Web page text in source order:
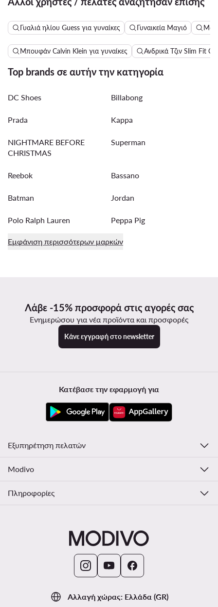
Γυαλιά ηλίου Guess για γυναίκες Γυναικεία Μαγιό
Μπουφάν Calvin Klein για γυναίκες Ανδρικά Τζιν Slim Fit
Top brands σε αυτήν την κατηγορία
DC Shoes Billabong
Prada Kappa
NIGHTMARE BEFORE
CHRISTMAS
Superman
Reebok Bassano
Batman Jordan
Polo Ralph Lauren Peppa Pig
Εμφάνιση περισσότερων μαρκών
Λάβε -15% προσφορά στις αγορές σας
Ενημερώσου για νέα προϊόντα και προσφορές
Κάνε εγγραφή στο newsletter
Αλλαγή χώρας: Ελλάδα (GR)
Κατέβασε την εφαρμογή για
Εξυπηρέτηση πελατών
Modivo
Πληροφορίες